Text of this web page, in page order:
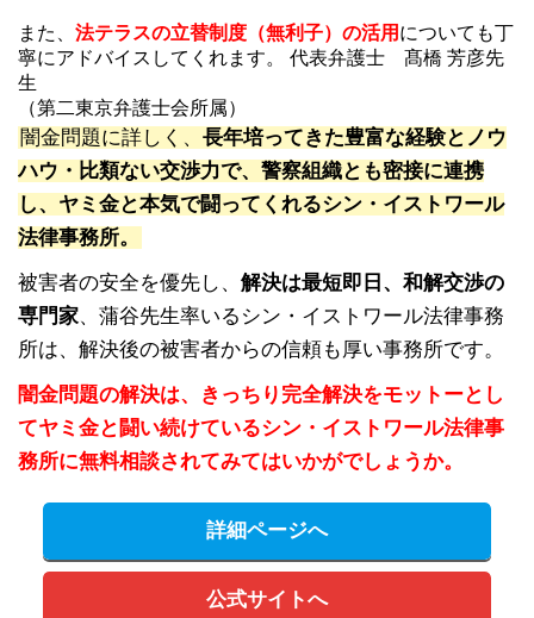
また、 法テラスの立替制度（無利子）の活用 についても丁
寧にアドバイスしてくれます。 代表弁護士 髙橋 芳彦先
生
（第二東京弁護士会所属）
闇金問題に詳しく、 長年培ってきた豊富な経験とノウ
ハウ・比類ない交渉力で、警察組織とも密接に連携
し、ヤミ金と本気で闘ってくれるシン・イストワール
法律事務所。
被害者の安全を優先し、 解決は最短即日、和解交渉の
専門家、蒲谷先生率いるシン・イストワール法律事務
所は、解決後の被害者からの信頼も厚い事務所です。
闇金問題の解決は、きっちり完全解決をモットーとし
てヤミ金と闘い続けているシン・イストワール法律事
務所に無料相談されてみてはいかがでしょうか。
詳細ページへ
公式サイトへ